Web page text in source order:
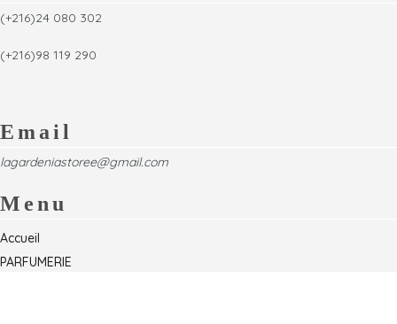
(+216)24 080 302
(+216)98 119 290
Email
lagardeniastoree@gmail.com
Menu
Accueil
PARFUMERIE